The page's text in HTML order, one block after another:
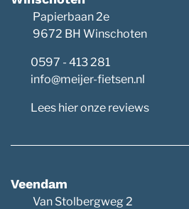
Papierbaan 2e
9672 BH Winschoten
0597 - 413 281
info@meijer-fietsen.nl
Lees hier onze reviews
Veendam
Van Stolbergweg 2